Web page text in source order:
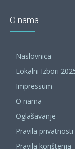
O nama
Naslovnica
Lokalni Izbori
Impressum
O nama
Oglašavanje
Pravila privatnosti
Pravila korištenja